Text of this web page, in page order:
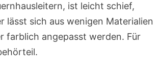
ist leicht schief,
lässt sich aus wenigen Materialien
farblich angepasst werden. Für